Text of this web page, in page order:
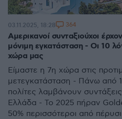
Αμερικανοί συνταξιούχοι
μόνιμη εγκατάσταση - Οι 10
χώρα μας
Είμαστε η 7η χώρα στις
μετεγκατάσταση - Πάνω από
πολίτες λαμβάνουν
Ελλάδα - Το 2025 πήραν
50% περισσότεροι από πέρυσι
03.11.2025, 18:28 364